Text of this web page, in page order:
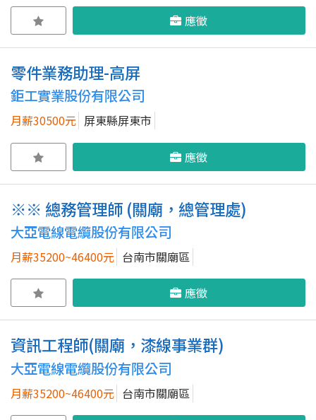
應徵
零件業務助理-高屏
鉅工實業股份有限公司
月薪30500元 屏東縣屏東市
應徵
※※ 總務管理師 (關廟，總管理處)
大亞電線電纜股份有限公司
月薪35200~46400元 台南市關廟區
應徵
資訊工程師(關廟，漆線事業群)
大亞電線電纜股份有限公司
月薪35200~46400元 台南市關廟區